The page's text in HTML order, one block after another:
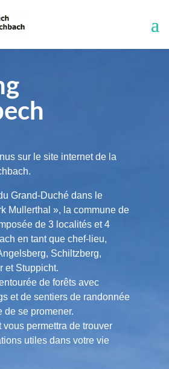
sur le site internet de la
Grand-Duché dans le
Mullerthal », la commune de
de 3 localités et 4
en tant que chef-lieu,
Schiltzberg,
et Stuppicht.
de forêts avec
et de sentiers de randonnée
de se promener.
vous permettra de trouver
utiles dans votre vie